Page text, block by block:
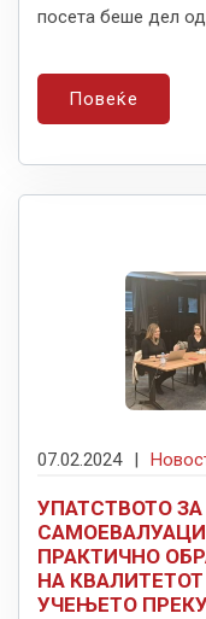
посета беше дел
Повеќе
07.02.2024 |
УПАТСТВОТО
ПРАКТИЧНО
НА
УЧЕЊЕТО